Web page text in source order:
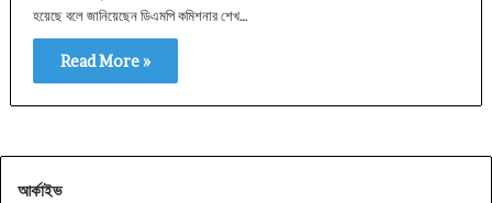
হয়েছে বলে জানিয়েছেন ডিএমপি কমিশনার শেখ…
Read More »
আর্কাইভ